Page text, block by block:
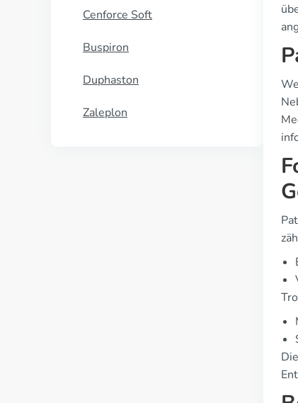
Cenforce Soft
Buspiron
Duphaston
Zaleplon